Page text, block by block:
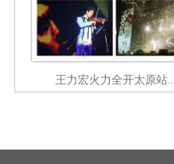
王力宏火力全开太原站..